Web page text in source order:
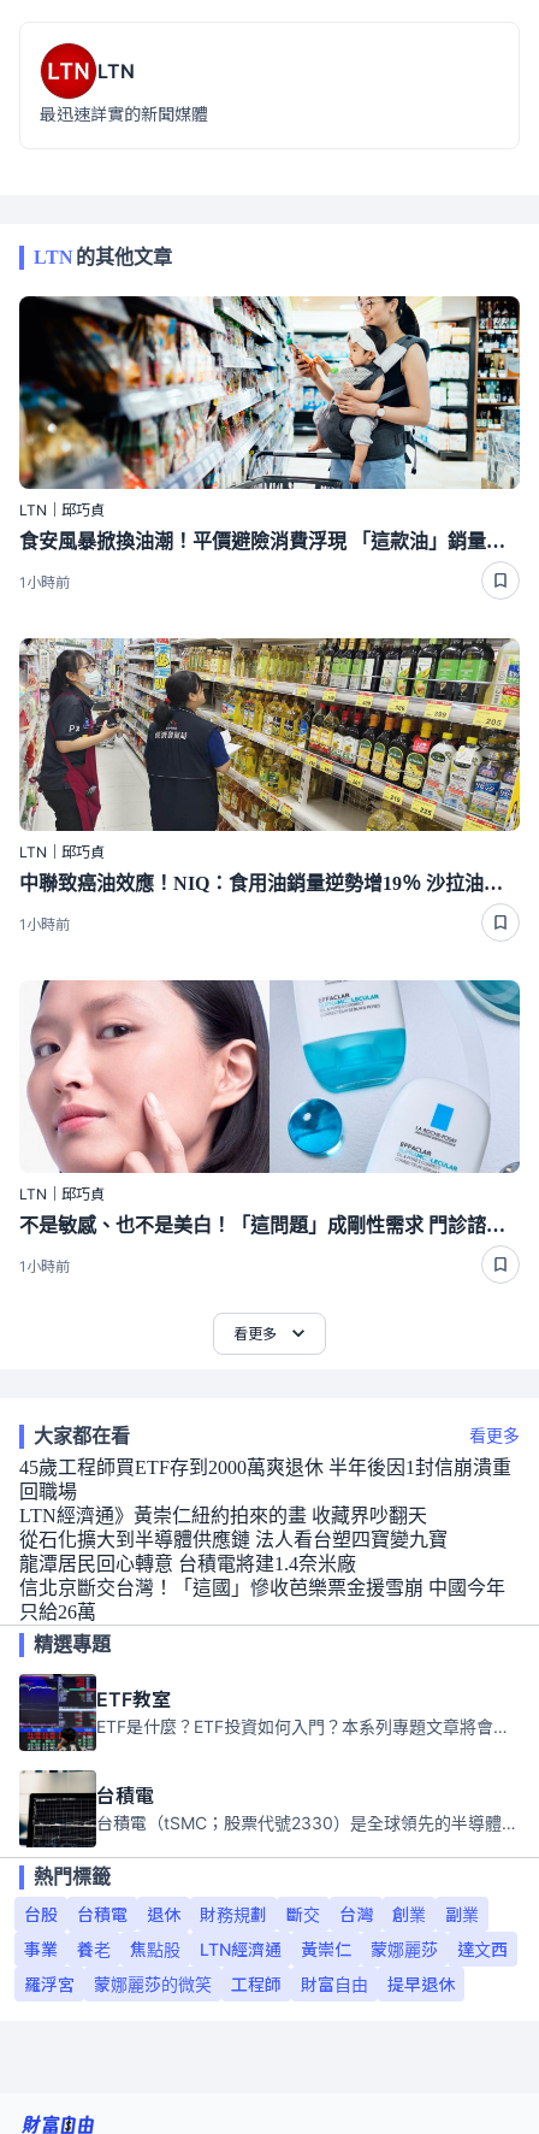
LTN
最迅速詳實的新聞媒體
LTN的其他文章
LTN｜邱巧貞
食安風暴掀換油潮！平價避險消費浮現 「這款油」銷量大增58％
1小時前
LTN｜邱巧貞
中聯致癌油效應！NIQ：食用油銷量逆勢增19％ 沙拉油占比慘跌近半
1小時前
LTN｜邱巧貞
不是敏感、也不是美白！「這問題」成剛性需求 門診諮詢率衝98％
1小時前
看更多
大家都在看 看更多
45歲工程師買ETF存到2000萬爽退休 半年後因1封信崩潰重
回職場
LTN經濟通》黃崇仁紐約拍來的畫 收藏界吵翻天
從石化擴大到半導體供應鏈 法人看台塑四寶變九寶
龍潭居民回心轉意 台積電將建1.4奈米廠
信北京斷交台灣！「這國」慘收芭樂票金援雪崩 中國今年
只給26萬
精選專題
ETF教室
ETF是什麼？ETF投資如何入門？本系列專題文章將會告訴你新手必須知道的ETF基礎知識。
台積電
台積電（tSMC；股票代號2330）是全球領先的半導體代工公司，成立於1987年，總部位於台灣新竹。且已於美國、日本、德國及中國設廠，台積電是全球首家專業積體電路製造服務公司，也是全球最先進和最大規模的半導體代工廠。
熱門標籤
台股
台積電 退休 財務規劃 斷交 台灣 創業
副業
事業
養老 焦點股 LTN經濟通 黃崇仁 蒙娜麗莎
達文西
羅浮宮
蒙娜麗莎的微笑 工程師 財富自由 提早退休